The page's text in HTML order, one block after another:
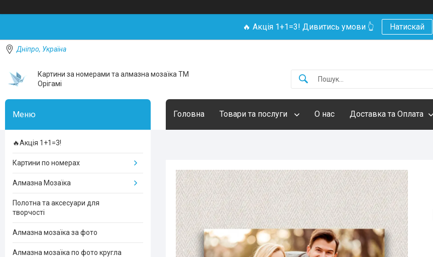
🔥 Акція 1+1=3! Дивитись умови 👆 Натискай
Дніпро, Україна
Картини за номерами та алмазна мозаїка ТМ
Орігамі
Головна Товари та послуги О нас Доставка та Оплата
🔥Акція 1+1=3!
Картини по номерах
Алмазна Мозаїка
Полотна та аксесуари для
творчості
Алмазна мозаїка за фото
Алмазна мозаїка по фото кругла